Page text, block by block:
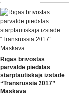
Rīgas brīvostas
pārvalde piedalās
starptautiskajā izstādē
“Transrussia 2017”
Maskavā